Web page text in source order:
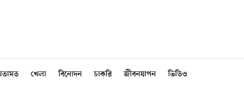
খেলা বিনোদন চাকরি জীবনযাপন ভিডিও